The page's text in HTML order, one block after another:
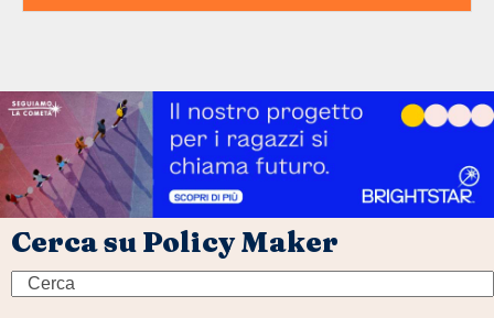
Cerca su Policy Maker
Search